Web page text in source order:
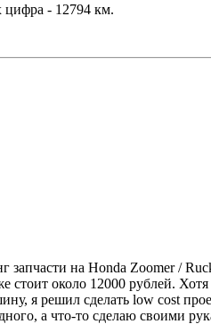
цифра - 12794 км.
на Honda Zoomer /
около 12000 рублей.
я решил сделать low cost
а что-то сделаю своими